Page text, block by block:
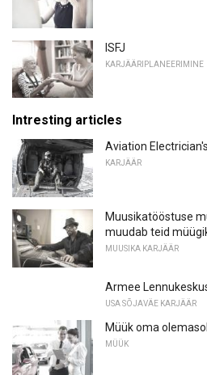
ISFJ
KARJÄÄRIPLANEERIMINE
Intresting articles
Aviation
KARJÄÄR
Muusikatööstuse
muudab teid
MUUSIKA KARJÄÄR
Armee
USA SÕJAVÄE KARJÄÄR
Müük oma
MÜÜK